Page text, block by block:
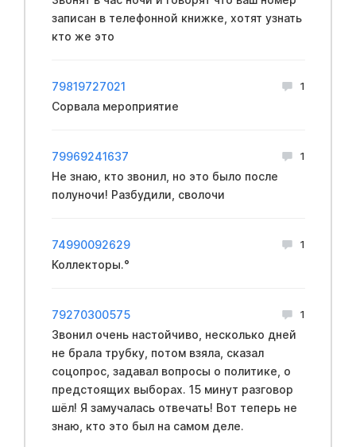
записан в телефонной книжке, хотят узнать
кто же это
79819727021 1
Сорвала мероприятие
79969241637 1
Не знаю, кто звонил, но это было после
полуночи! Разбудили, сволочи
74990092629 1
Коллекторы.°
79270300575 1
Звонил очень настойчиво, несколько дней
не брала трубку, потом взяла, сказал
соцопрос, задавал вопросы о политике, о
предстоящих выборах. 15 минут разговор
шёл! Я замучалась отвечать! Вот теперь не
знаю, кто это был на самом деле.